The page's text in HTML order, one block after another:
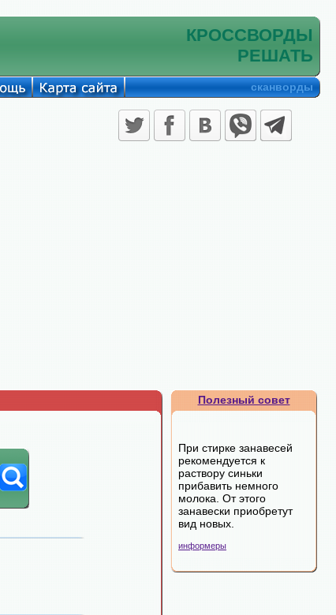
КРОССВОРДЫ
РЕШАТЬ
сканворды
Полезный совет
При стирке занавесей
рекомендуется к
раствору синьки
прибавить немного
молока. От этого
занавески приобретут
вид новых.
информеры